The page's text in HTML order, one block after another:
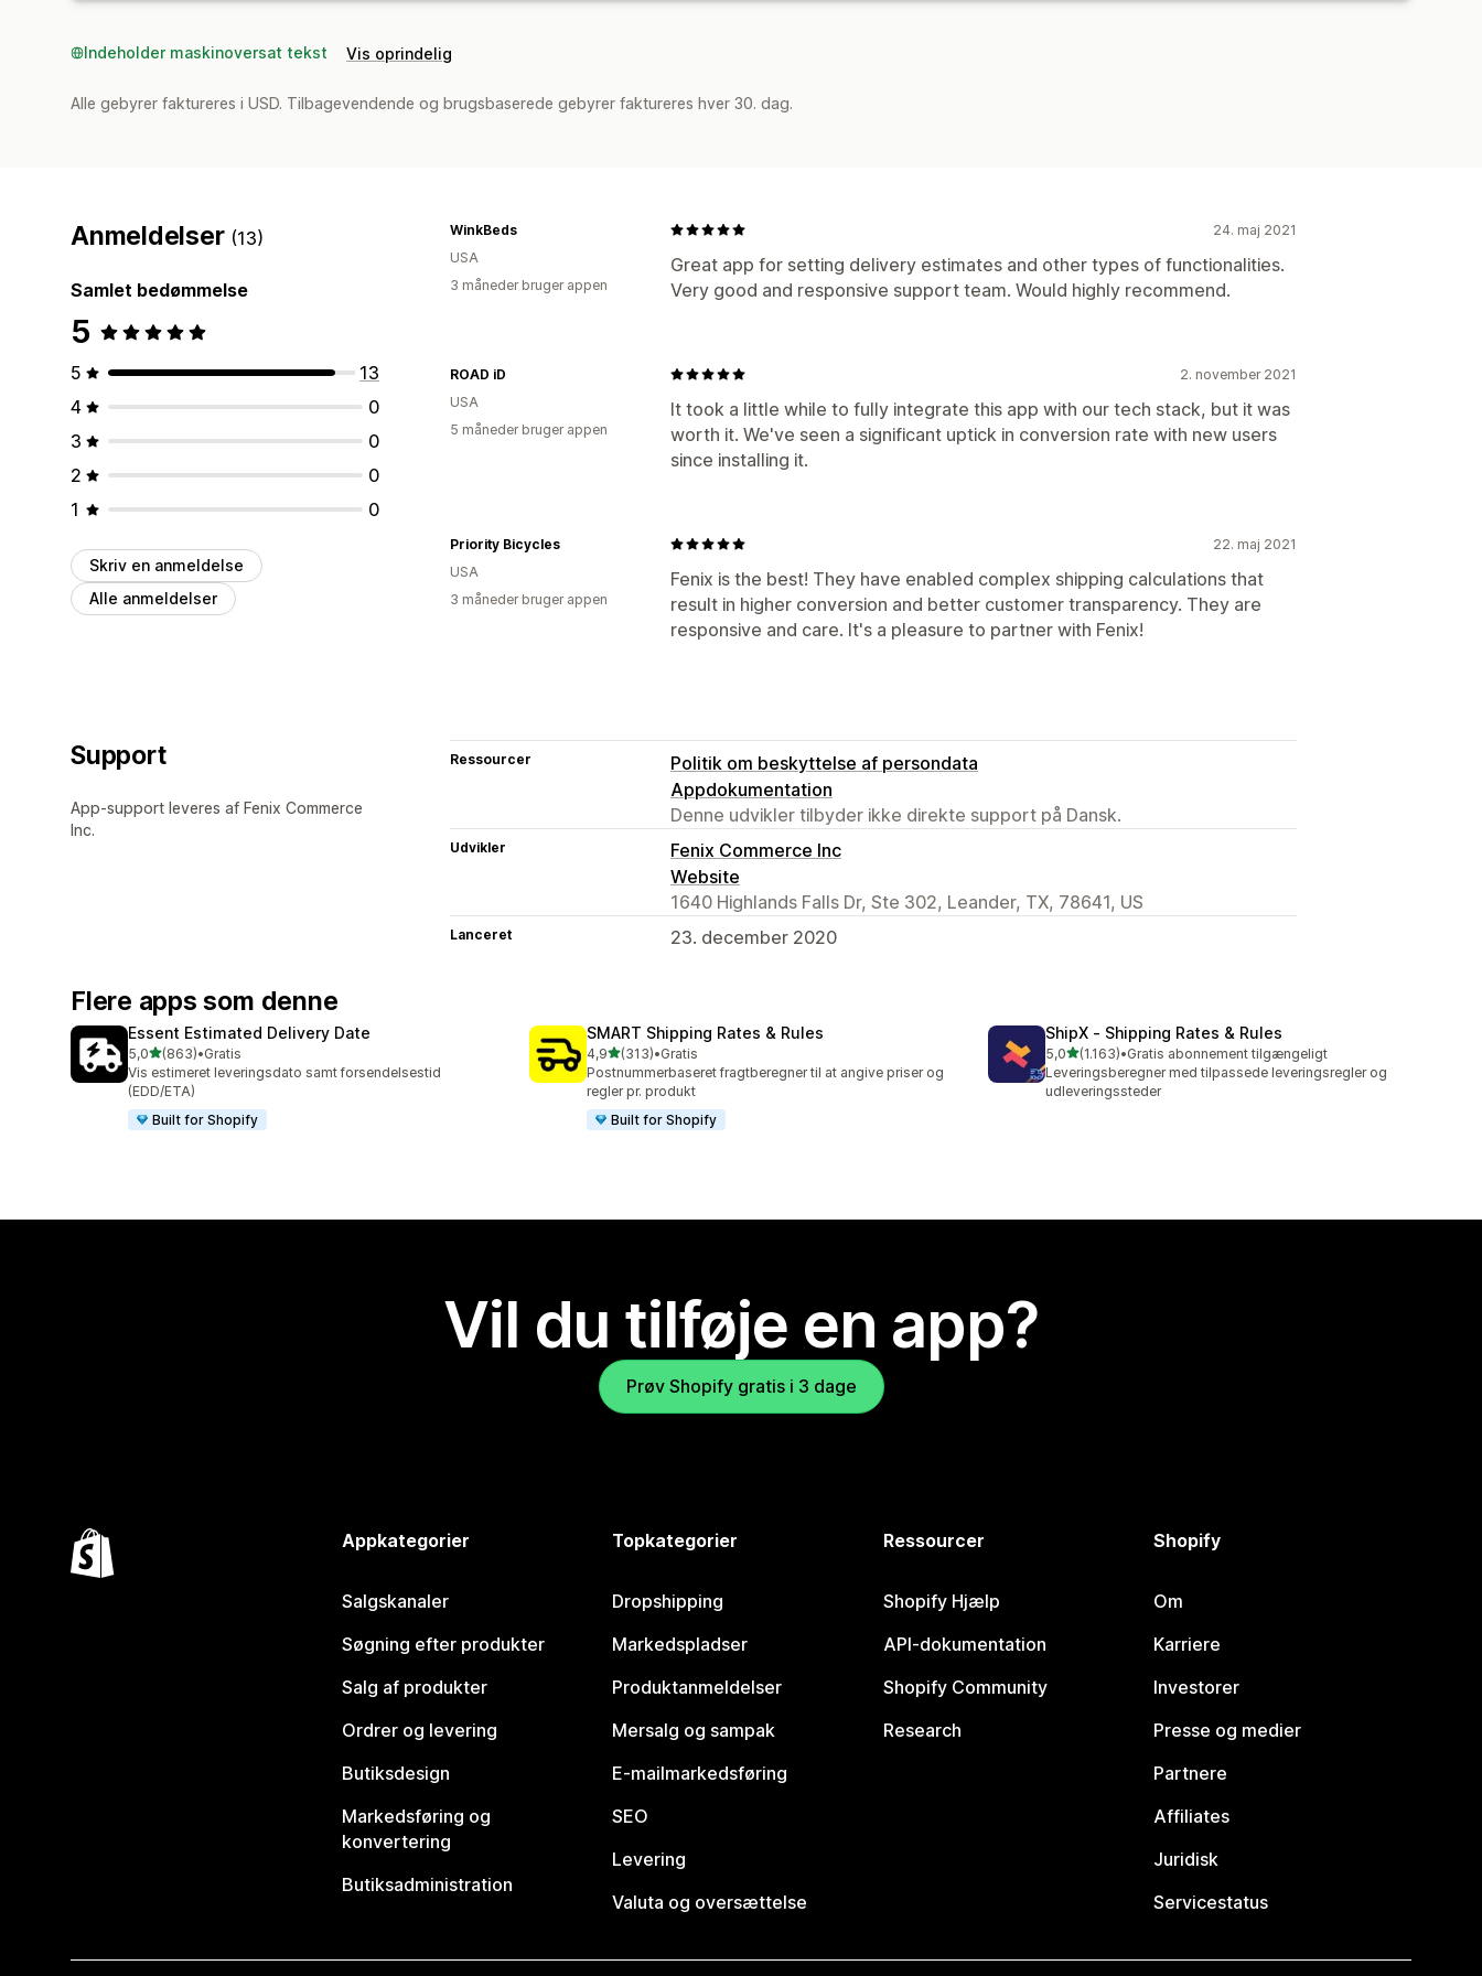
Indeholder maskinoversat tekst Vis oprindelig
Alle gebyrer faktureres i USD. Tilbagevendende og brugsbaserede gebyrer faktureres hver 30. dag.
Anmeldelser (13)
Samlet bedømmelse
5
5
13
4
0
3
0
2
0
1
0
Skriv en anmeldelse
Alle anmeldelser
24. maj 2021
Great app for setting delivery estimates and other types of functionalities.
Very good and responsive support team. Would highly recommend.
WinkBeds
USA
3 måneder bruger appen
2. november 2021
It took a little while to fully integrate this app with our tech stack, but it was
worth it. We've seen a significant uptick in conversion rate with new users
since installing it.
ROAD iD
USA
5 måneder bruger appen
22. maj 2021
Fenix is the best! They have enabled complex shipping calculations that
result in higher conversion and better customer transparency. They are
responsive and care. It's a pleasure to partner with Fenix!
Priority Bicycles
USA
3 måneder bruger appen
Support
App-support leveres af Fenix Commerce
Inc.
Ressourcer
Politik om beskyttelse af persondata
Appdokumentation
Denne udvikler tilbyder ikke direkte support på Dansk.
Udvikler
Fenix Commerce Inc
Website
1640 Highlands Falls Dr, Ste 302, Leander, TX, 78641, US
Lanceret 23. december 2020
Flere apps som denne
Essent Estimated Delivery Date
5,0ud af 5 stjerner
(863)
863 anmeldelser i alt
•Gratis
Vis estimeret leveringsdato samt forsendelsestid
(EDD/ETA)
Built for Shopify
SMART Shipping Rates & Rules
4,9ud af 5 stjerner
(313)
313 anmeldelser i alt
•Gratis
Postnummerbaseret fragtberegner til at angive priser og
regler pr. produkt
Built for Shopify
ShipX ‑ Shipping Rates & Rules
5,0ud af 5 stjerner
(1.163)
1163 anmeldelser i alt
•Gratis abonnement tilgængeligt
Leveringsberegner med tilpassede leveringsregler og
udleveringssteder
Vil du tilføje en app?
Prøv Shopify gratis i 3 dage
Appkategorier
Salgskanaler
Søgning efter produkter
Salg af produkter
Ordrer og levering
Butiksdesign
Markedsføring og
konvertering
Butiksadministration
Topkategorier
Dropshipping
Markedspladser
Produktanmeldelser
Mersalg og sampak
E-mailmarkedsføring
SEO
Levering
Valuta og oversættelse
Ressourcer
Shopify Hjælp
API-dokumentation
Shopify Community
Research
Shopify
Om
Karriere
Investorer
Presse og medier
Partnere
Affiliates
Juridisk
Servicestatus